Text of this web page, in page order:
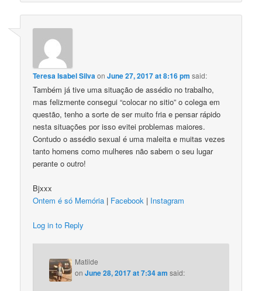
Teresa Isabel Silva onJune 27, 2017 at 8:16 pm said:
Também já tive uma situação de assédio no trabalho,
mas felizmente consegui “colocar no sitio” o colega em
questão, tenho a sorte de ser muito fria e pensar rápido
nesta situações por isso evitei problemas maiores.
Contudo o assédio sexual é uma maleita e muitas vezes
tanto homens como mulheres não sabem o seu lugar
perante o outro!
Bjxxx
Ontem é só Memória | Facebook | Instagram
Log in to Reply
Matilde
onJune 28, 2017 at 7:34 am said: